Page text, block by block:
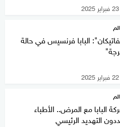
23 فبراير 2025
البابا فرنسيس في حالة
22 فبراير 2025
البابا مع المرض.. الأطباء
التهديد الرئيسي